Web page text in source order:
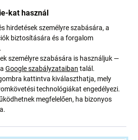
tájékoztatást kapjon az
és hírekről. Ugyanakkor
megerősítem, hogy több mint
kat használ
hirdetések személyre szabására, a
biztosítására és a forgalom
személyre szabására is használjuk —
Google szabályzataiban talál.
kattintva kiválaszthatja, mely
technológiákat engedélyezi.
megfelelően, ha bizonyos